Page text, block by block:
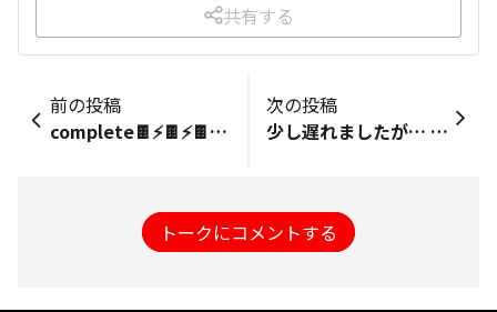
共有する
前の投稿
complete🍫⚡️🍫⚡️🍫 電動自転車はさすがに断念…ww
次の投稿
少し遅れましたが… 初投稿します
トークにコメントする